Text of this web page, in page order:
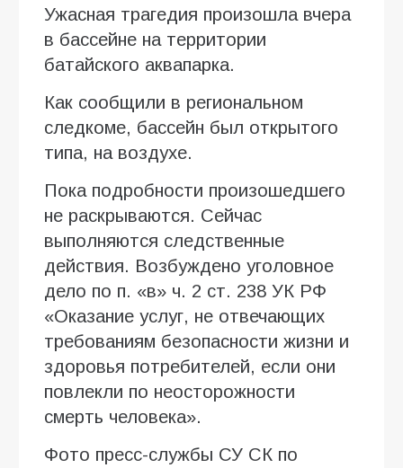
Ужасная трагедия произошла вчера
в бассейне на территории
батайского аквапарка.
Как сообщили в региональном
следкоме, бассейн был открытого
типа, на воздухе.
Пока подробности произошедшего
не раскрываются. Сейчас
выполняются следственные
действия. Возбуждено уголовное
дело по п. «в» ч. 2 ст. 238 УК РФ
«Оказание услуг, не отвечающих
требованиям безопасности жизни и
здоровья потребителей, если они
повлекли по неосторожности
смерть человека».
Фото пресс-службы СУ СК по